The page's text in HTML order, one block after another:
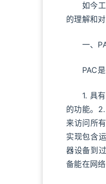
如今工
的理解和
一、
PAC是
1. 具有
的功能。
来访问所
实现包含
器设备到
备能在网络